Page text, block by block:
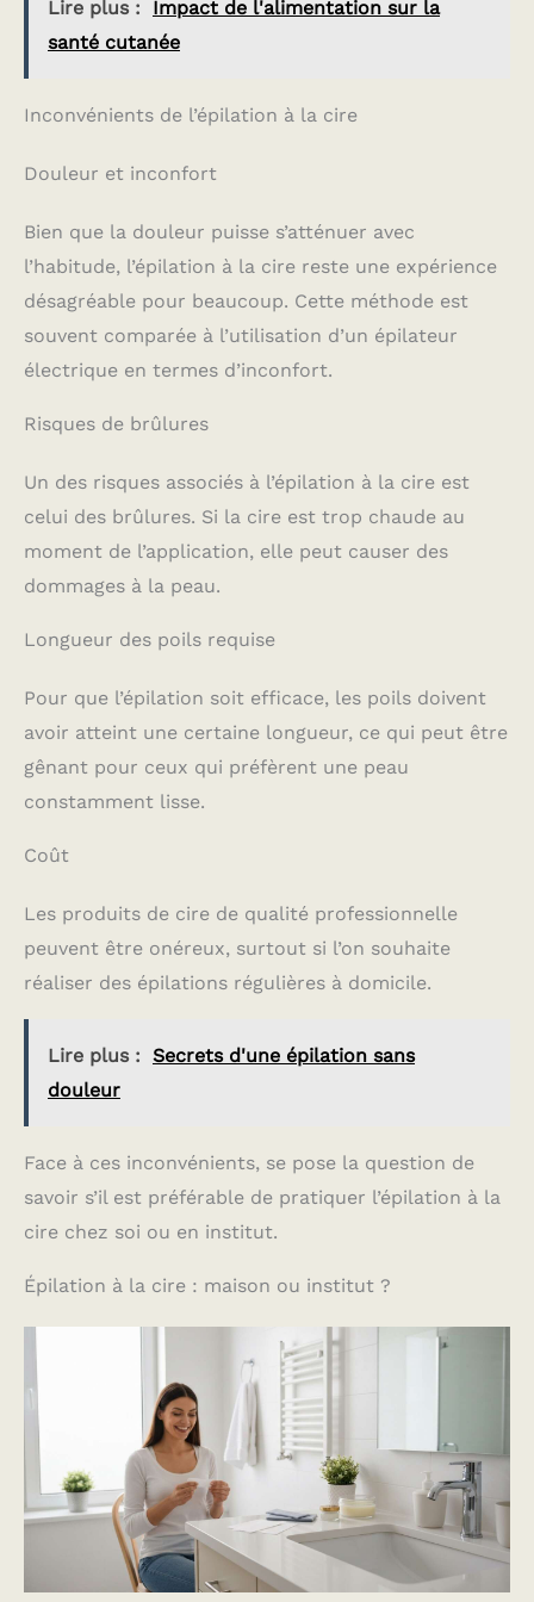
bande dans le sens
attentivement. RETOURS
de produit défectueux.
n'hésitez pas à nous
contacter !
avant chaque utilisation
Lire plus :
Impact de l'alimentation sur la
santé cutanée
Inconvénients de l’épilation à la cire
Douleur et inconfort
Bien que la douleur puisse s’atténuer avec
l’habitude, l’épilation à la cire reste une expérience
désagréable pour beaucoup. Cette méthode est
souvent comparée à l’utilisation d’un épilateur
électrique en termes d’inconfort.
Risques de brûlures
Un des risques associés à l’épilation à la cire est
celui des brûlures. Si la cire est trop chaude au
moment de l’application, elle peut causer des
dommages à la peau.
Longueur des poils requise
Pour que l’épilation soit efficace, les poils doivent
avoir atteint une certaine longueur, ce qui peut être
gênant pour ceux qui préfèrent une peau
constamment lisse.
Coût
Les produits de cire de qualité professionnelle
peuvent être onéreux, surtout si l’on souhaite
réaliser des épilations régulières à domicile.
Lire plus : Secrets d'une épilation sans
douleur
Face à ces inconvénients, se pose la question de
savoir s’il est préférable de pratiquer l’épilation à la
cire chez soi ou en institut.
Épilation à la cire : maison ou institut ?